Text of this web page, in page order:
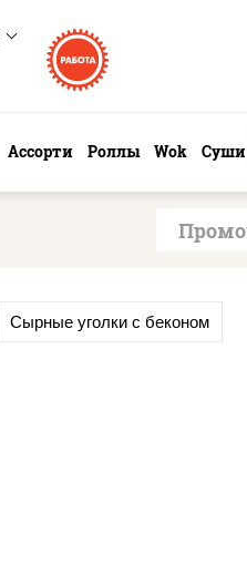
Ассорти Роллы Wok Суши
Сырные уголки с беконом